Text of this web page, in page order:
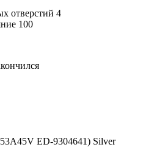
отверстий 4
100
ED-9304641) Silver